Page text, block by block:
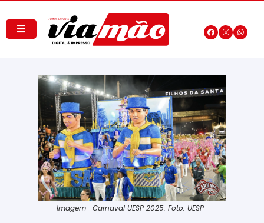
Imagem- Carnaval UESP 2025. Foto: UESP